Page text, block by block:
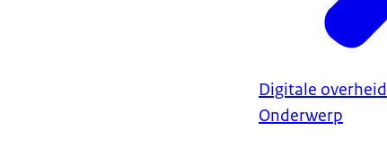
Digitale overheid
Onderwerp